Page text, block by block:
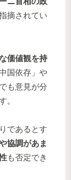
摘されてい
価値観を持
国依存」や
も意見が分
。
であるとす
協調があま
も否定でき